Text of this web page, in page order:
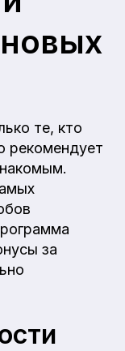
те, кто
рекомендует
за